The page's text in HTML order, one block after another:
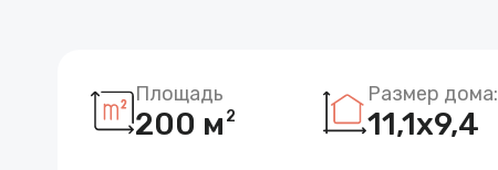
Площадь
200 м2
Размер дома:
11,1х9,4